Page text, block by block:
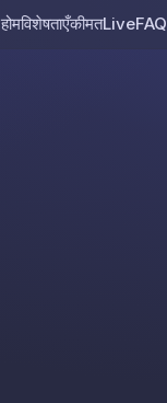
होमविशेषताएँकीमतLiveFAQ